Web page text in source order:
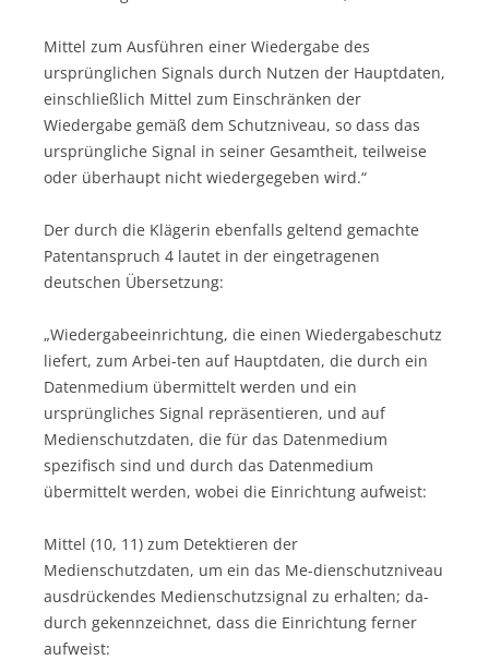
Mittel zum Ausführen einer Wiedergabe des
ursprünglichen Signals durch Nutzen der Hauptdaten,
einschließlich Mittel zum Einschränken der
Wiedergabe gemäß dem Schutzniveau, so dass das
ursprüngliche Signal in seiner Gesamtheit, teilweise
oder überhaupt nicht wiedergegeben wird.“
Der durch die Klägerin ebenfalls geltend gemachte
Patentanspruch 4 lautet in der eingetragenen
deutschen Übersetzung:
„Wiedergabeeinrichtung, die einen Wiedergabeschutz
liefert, zum Arbei-ten auf Hauptdaten, die durch ein
Datenmedium übermittelt werden und ein
ursprüngliches Signal repräsentieren, und auf
Medienschutzdaten, die für das Datenmedium
spezifisch sind und durch das Datenmedium
übermittelt werden, wobei die Einrichtung aufweist:
Mittel (10, 11) zum Detektieren der
Medienschutzdaten, um ein das Me-dienschutzniveau
ausdrückendes Medienschutzsignal zu erhalten; da-
durch gekennzeichnet, dass die Einrichtung ferner
aufweist: